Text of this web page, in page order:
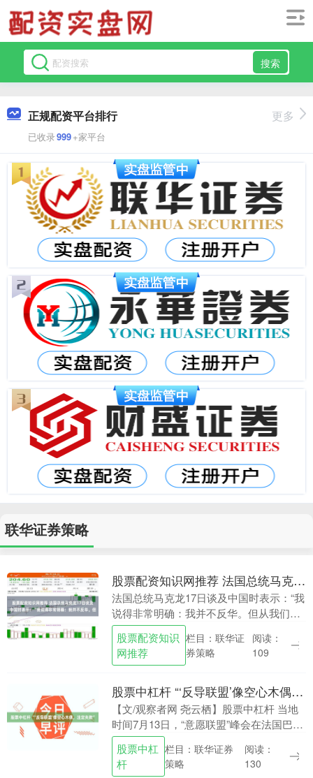
搜索
正规配资平台排行
已收录999+家平台
更多
联华证券策略
股票配资知识网推荐 法国总统马克龙17日谈及中国时表示：“我说得非常明确：我并不反华。但
法国总统马克龙17日谈及中国时表示：“我
说得非常明确：我并不反华。但从我们各
国经济体以及整个欧洲的情况可以看到股
票配资知识网推荐，欧洲对华贸易逆差每
年都在扩大。....
股票配资知识
网推荐
栏目：联华证
券策略
阅读：
109
股票中杠杆 “‘反导联盟’像空心木偶，注定失败”
【文/观察者网 尧云栖】股票中杠杆 当地
时间7月13日，“意愿联盟”峰会在法国巴黎
举行。 峰会上，乌克兰与法国、德国、英
国等9个欧洲国家发表联合声明，宣布启动
建....
股票中杠
杆
栏目：联华证券
策略
阅读：
130